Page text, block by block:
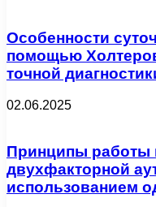
Особенности
помощью
точной
02.06.2025
Принципы работы
двухфакторной
использованием